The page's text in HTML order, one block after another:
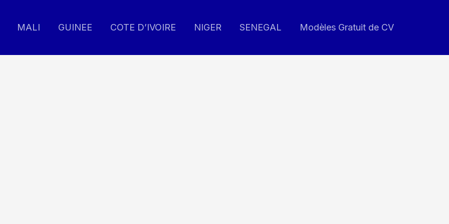
MALI GUINEE COTE D’IVOIRE NIGER SENEGAL Modèles Gratuit de CV